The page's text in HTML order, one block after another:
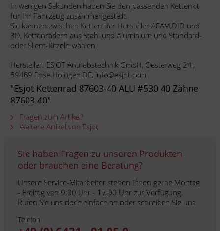
In wenigen Sekunden haben Sie den passenden Kettenkit
für Ihr Fahrzeug zusammengestellt.
Sie können zwischen Ketten der Hersteller AFAM,DID und
3D, Kettenrädern aus Stahl und Aluminium und Standard-
oder Silent-Ritzeln wählen.
Hersteller: ESJOT Antriebstechnik GmbH, Oesterweg 24 ,
59469 Ense-Höingen DE, info@esjot.com
"Esjot Kettenrad 87603-40 ALU #530 40 Zähne
87603.40"
Fragen zum Artikel?
Weitere Artikel von Esjot
Sie haben Fragen zu unseren Produkten
oder brauchen eine Beratung?
Unsere Service-Mitarbeiter stehen Ihnen gerne Montag
- Freitag von 9:00 Uhr - 17:00 Uhr zur Verfügung.
Rufen Sie uns doch einfach an oder schreiben Sie uns.
Telefon